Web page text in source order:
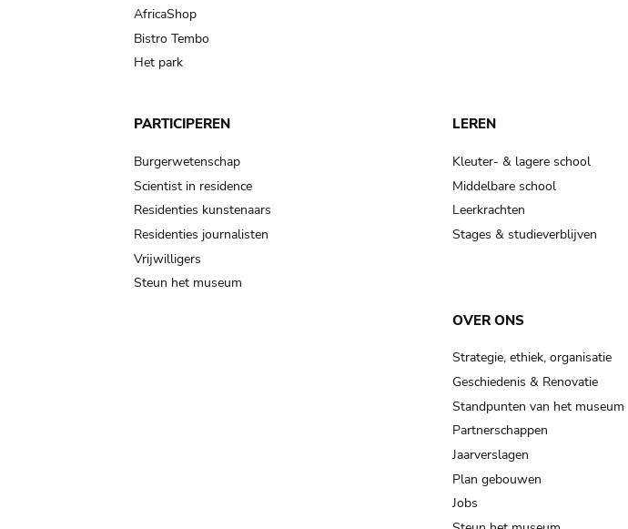
AfricaShop
Bistro Tembo
Het park
PARTICIPEREN
Burgerwetenschap
Scientist in residence
Residenties kunstenaars
Residenties journalisten
Vrijwilligers
Steun het museum
LEREN
Kleuter- & lagere school
Middelbare school
Leerkrachten
Stages & studieverblijven
OVER ONS
Strategie, ethiek, organisatie
Geschiedenis & Renovatie
Standpunten van het museum
Partnerschappen
Jaarverslagen
Plan gebouwen
Jobs